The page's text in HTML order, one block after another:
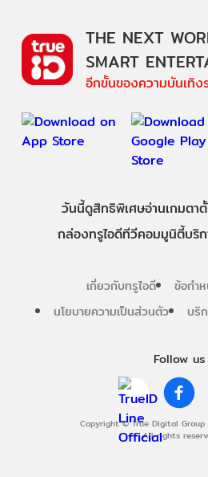
Follow us
Copyright © True Digital Group
All rights
THE NEXT
SMART
อีกขั้นของความบันเทิ
วันนี้ดูสิทธิพิเศษอ่านเกมตา
กล่องทรูไอดีทีวีคอมมูนิตี้บริ
เกี่ยวกับทรูไอดี
ข้อกำ
นโยบายความเป็นส่วนตัว
บริ